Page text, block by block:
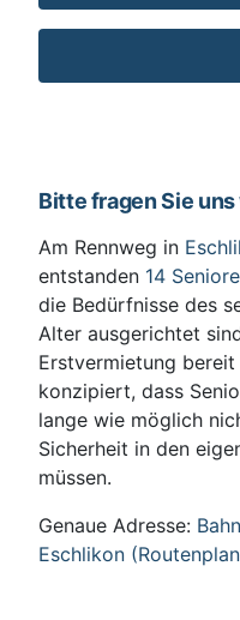
Bitte fragen Sie
Am Rennweg in
entstanden 14
die Bedürfnisse des
Alter ausgerichtet
Erstvermietung
konzipiert, dass
lange wie möglich
Sicherheit in den
müssen.
Genaue Adresse:
Eschlikon